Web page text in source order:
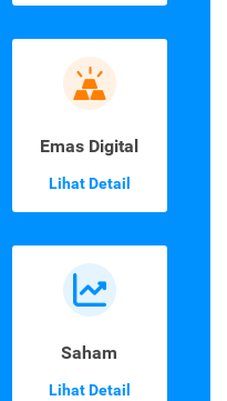
Emas Digital
Lihat Detail
Saham
Lihat Detail